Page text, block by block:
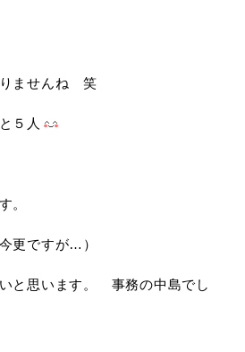
りませんね 笑
５人
。
更ですが…）
と思います。 事務の中島でし